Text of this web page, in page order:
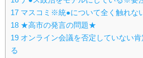
17 マスコミ※統●について全く触れな
18 ★高市の発言の問題★
19 オンライン会議を否定していない
る